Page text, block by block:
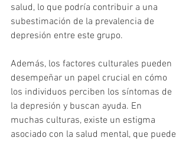
salud, lo que podría contribuir a una
subestimación de la prevalencia de
depresión entre este grupo.
Además, los factores culturales pueden
desempeñar un papel crucial en cómo
los individuos perciben los síntomas de
la depresión y buscan ayuda. En
muchas culturas, existe un estigma
asociado con la salud mental, que puede